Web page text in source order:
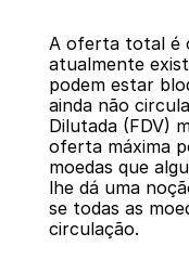
A oferta total é
atualmente
podem estar
ainda não
Dilutada (FDV)
oferta máxima
moedas que
lhe dá uma
se todas as
circulação.